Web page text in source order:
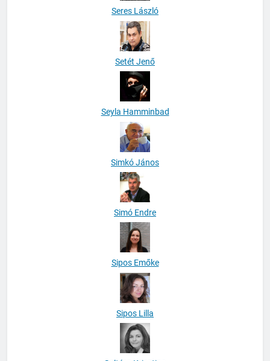
Seres László
Setét Jenő
Seyla Hamminbad
Simkó János
Simó Endre
Sipos Emőke
Sipos Lilla